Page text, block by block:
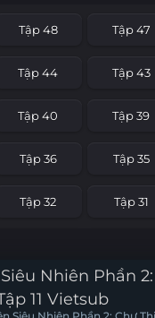
Tập 48 Tập 47
Tập 44 Tập 43
Tập 40 Tập 39
Tập 36 Tập 35
Tập 32 Tập 31
Nhiên Phần
11 Vietsub